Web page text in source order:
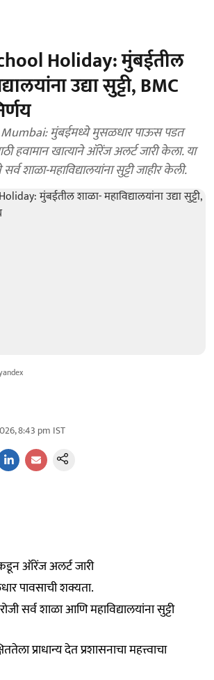
Holiday: मुंबईतील
उद्या सुट्टी, BMC
मुंबईमध्ये मुसळधार पाऊस पडत
हवामान खात्याने ऑरेंज अलर्ट जारी केला. या
शाळा-महाविद्यालयांना सुट्टी जाहीर केली.
8:43 pm IST
ऑरेंज अलर्ट जारी
पावसाची शक्यता.
सर्व शाळा आणि महाविद्यालयांना सुट्टी
प्राधान्य देत प्रशासनाचा महत्त्वाचा